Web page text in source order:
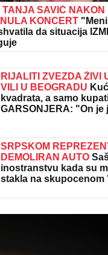
GRČKO LETO ŽENE
AMIDŽIĆA!Mina ističe
kadar upala i jahta:
MINI BIKINIJU (FOTO)
RAZVELA SE OD
PROCVETALA
štiklama i haljini
pokazala figuru nakon
(Foto)